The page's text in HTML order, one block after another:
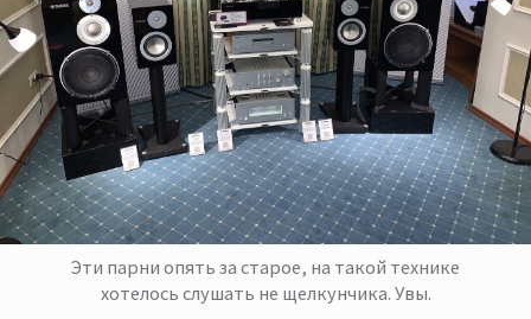
Эти парни опять за старое, на такой технике
хотелось слушать не щелкунчика. Увы.